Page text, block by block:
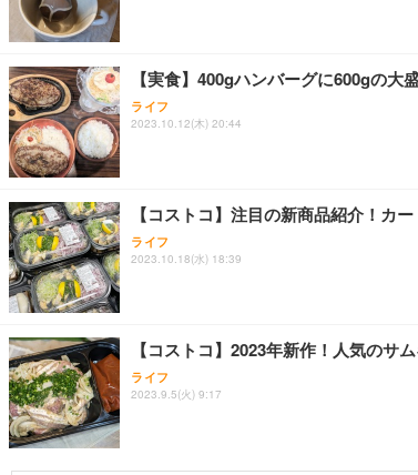
【実食】400gハンバーグに600gの大
ライフ
2023.10.12(木) 20:44
【コストコ】注目の新商品紹介！カ
ライフ
2023.10.18(水) 18:39
【コストコ】2023年新作！人気のサ
ライフ
2023.9.5(火) 9:17